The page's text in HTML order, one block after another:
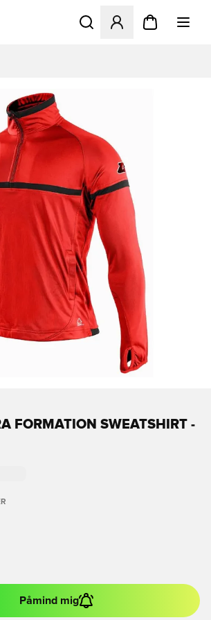
Åbner en Modal til at
FORMATION SWEATSHIRT -
Påmind mig